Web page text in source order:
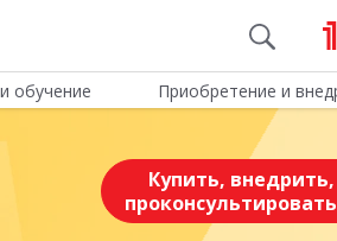
обучение Приобретение и
Купить, внедрить,